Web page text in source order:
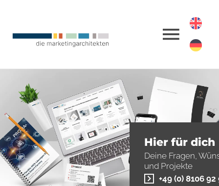
Hier für dich
Deine Fragen,
und Projekte
+49 (0) 8106 92